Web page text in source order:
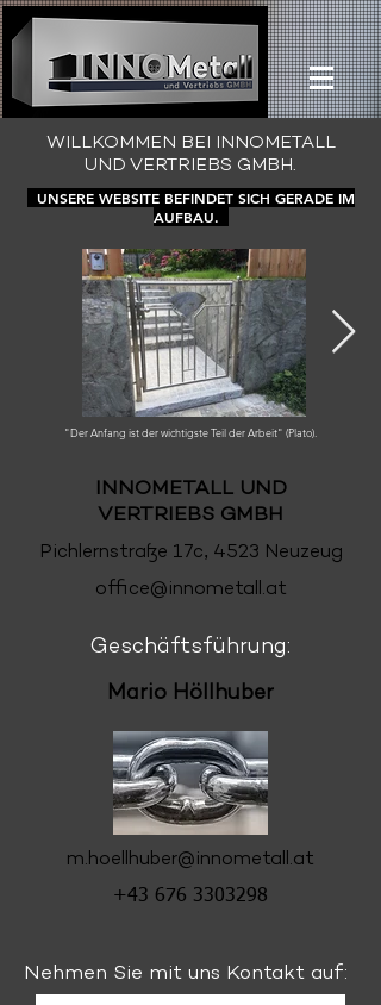
WILLKOMMEN BEI INNOMETALL
UND VERTRIEBS GMBH.
UNSERE WEBSITE BEFINDET SICH GERADE IM
AUFBAU.
"Der Anfang ist der wichtigste Teil der Arbeit" (Plato).
INNOMETALL UND
VERTRIEBS GMBH
Pichlernstraße 17c, 4523 Neuzeug
office@innometall.at
Geschäftsführung:
Mario Höllhuber
m.hoellhuber@innometall.at
+43 676 3303298
Nehmen Sie mit uns Kontakt auf: